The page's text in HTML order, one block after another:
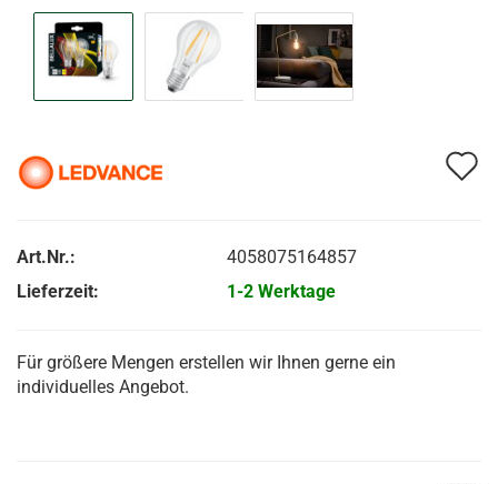
Art.Nr.:
4058075164857
Lieferzeit:
1-2 Werktage
Für größere Mengen erstellen wir Ihnen gerne ein
individuelles Angebot.